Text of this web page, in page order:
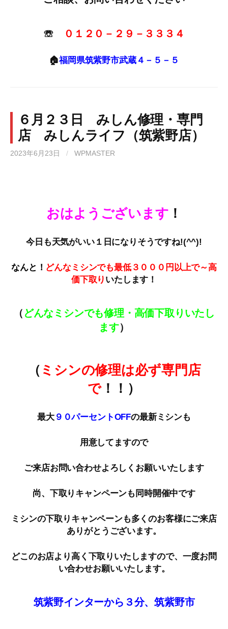
☏ ０１２０－２９－３３３４
🏠福岡県筑紫野市武蔵４－５－５
６月２３日 みしん修理・専門
店 みしんライフ（筑紫野店）
2023年6月23日 / WPMASTER
おはようございます ！
今日も天気がいい１日になりそうですね!(^^)!
なんと！ どんなミシンでも最低３０００円以上で～高
価下取り いたします！
（ どんなミシンでも修理・高価下取りいたし
ます）
（ ミシンの修理は必ず専門店
で！！）
最大９０パーセントOFFの最新ミシンも
用意してますので
ご来店お問い合わせよろしくお願いいたします
尚、下取りキャンペーンも同時開催中です
ミシンの下取りキャンペーンも多くのお客様にご来店
ありがとうございます。
どこのお店より高く下取りいたしますので、一度お問
い合わせお願いいたします。
筑紫野インターから３分、筑紫野市